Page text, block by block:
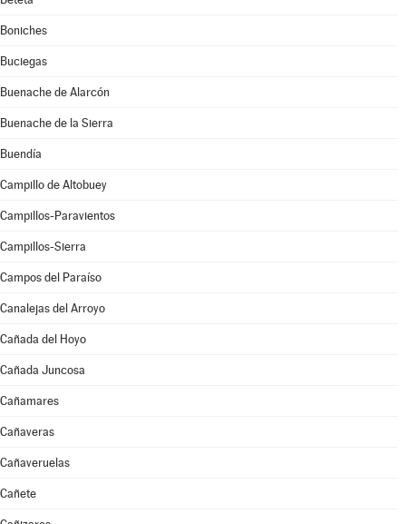
Boniches
Buciegas
Buenache de Alarcón
Buenache de la Sierra
Buendía
Campillo de Altobuey
Campillos-Paravientos
Campillos-Sierra
Campos del Paraíso
Canalejas del Arroyo
Cañada del Hoyo
Cañada Juncosa
Cañamares
Cañaveras
Cañaveruelas
Cañete